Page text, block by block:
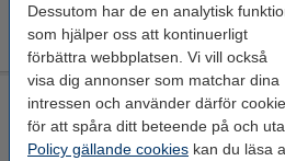
Dessutom har de en analytisk
som hjälper oss att kontinuerligt
förbättra webbplatsen. Vi vill också
visa dig annonser som matchar dina
intressen och använder därför
för att spåra ditt beteende på och
Policy gällande cookies kan du läsa
Extra information
Produktdatablad
Sedelräknare | Safescan 2210
Safescan mynt/
grå